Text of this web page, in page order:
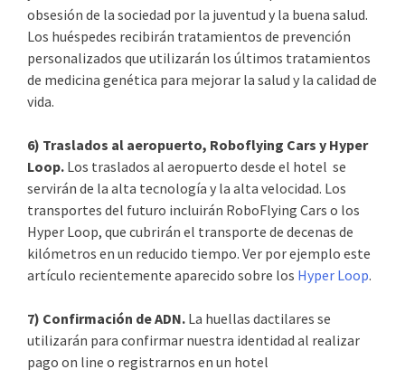
obsesión de la sociedad por la juventud y la buena salud.
Los huéspedes recibirán tratamientos de prevención
personalizados que utilizarán los últimos tratamientos
de medicina genética para mejorar la salud y la calidad de
vida.
6) Traslados al aeropuerto, Roboflying Cars y Hyper
Loop. Los traslados al aeropuerto desde el hotel se
servirán de la alta tecnología y la alta velocidad. Los
transportes del futuro incluirán RoboFlying Cars o los
Hyper Loop, que cubrirán el transporte de decenas de
kilómetros en un reducido tiempo. Ver por ejemplo este
artículo recientemente aparecido sobre los Hyper Loop.
7) Confirmación de ADN. La huellas dactilares se
utilizarán para confirmar nuestra identidad al realizar
pago on line o registrarnos en un hotel